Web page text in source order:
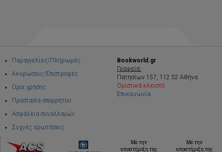
Παραγγελίες/Πληρωμές
Ακυρώσεις/Επιστροφές
Όροι χρήσης
Προστασία απορρήτου
Ασφάλεια συναλλαγών
Συχνές ερωτήσεις
Bookworld.gr
Γραφεία:
Πατησίων 157, 112 52 Αθήνα
Οριστικά κλειστό
Επικοινωνία
Με την
υποστήριξη της
Με την
υποστήριξη της